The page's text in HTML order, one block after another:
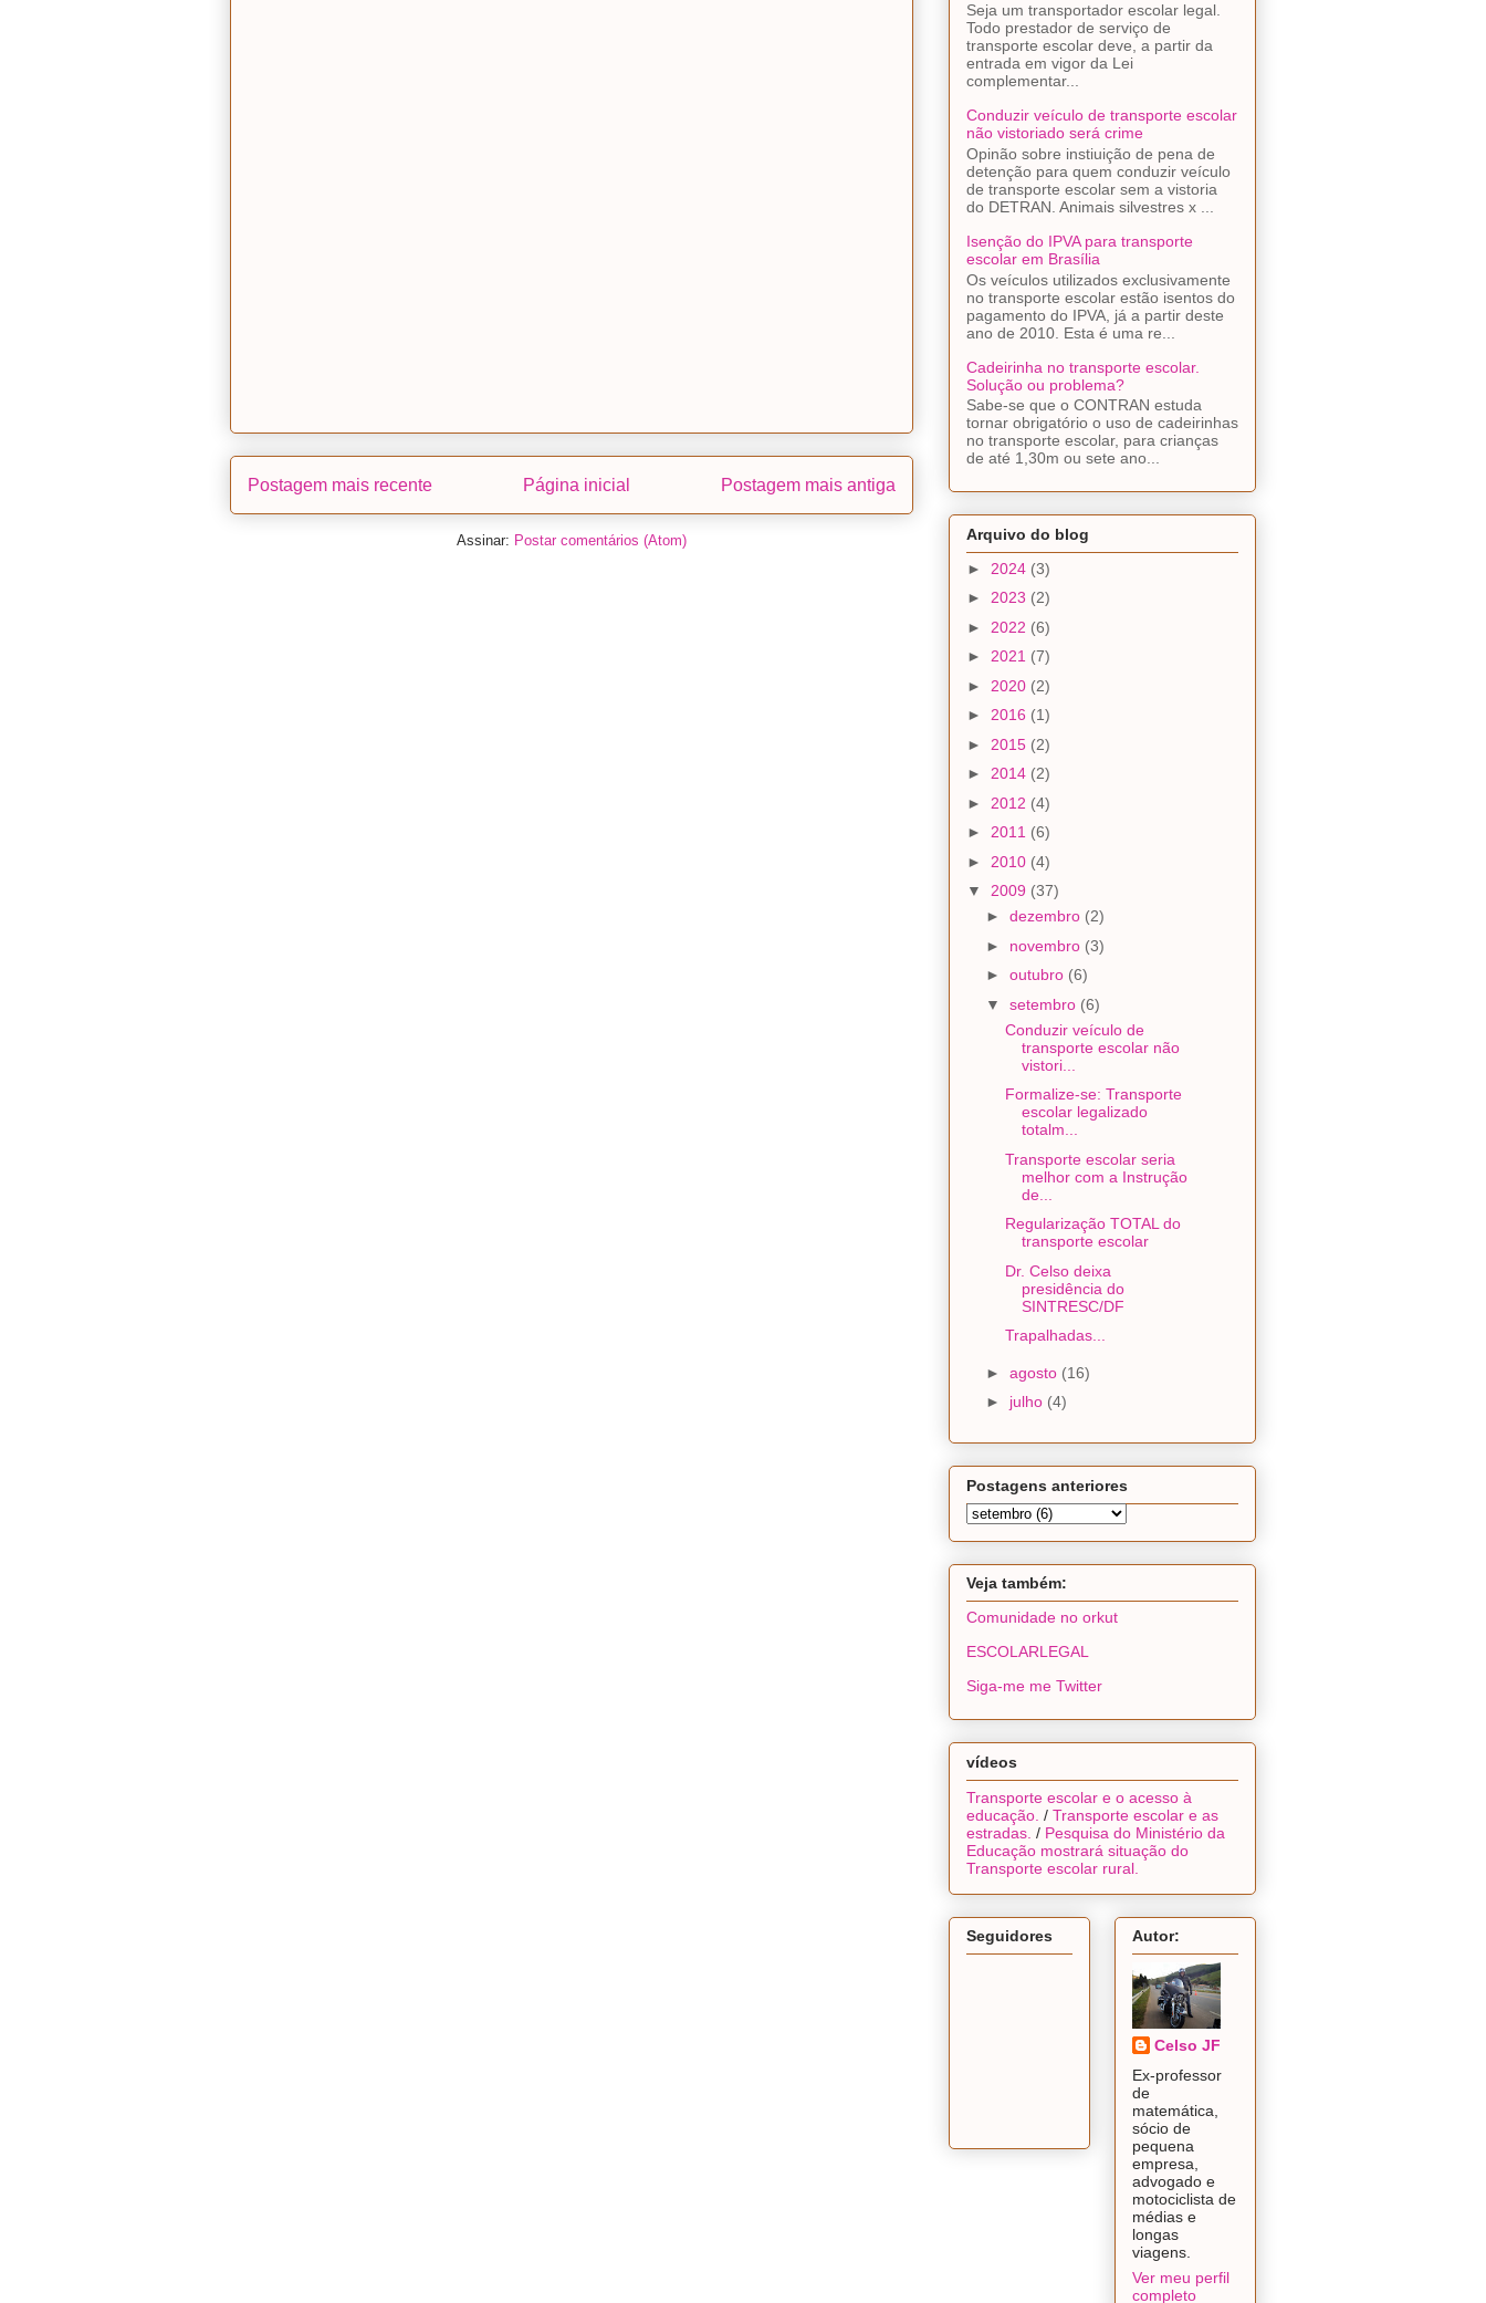
Postagem mais recente Postagem mais antiga
Página inicial
Assinar: Postar comentários (Atom)
Seja um transportador escolar legal.
Todo prestador de serviço de
transporte escolar deve, a partir da
entrada em vigor da Lei
complementar...
Conduzir veículo de transporte escolar
não vistoriado será crime
Opinão sobre instiuição de pena de
detenção para quem conduzir veículo
de transporte escolar sem a vistoria
do DETRAN. Animais silvestres x ...
Isenção do IPVA para transporte
escolar em Brasília
Os veículos utilizados exclusivamente
no transporte escolar estão isentos do
pagamento do IPVA, já a partir deste
ano de 2010. Esta é uma re...
Cadeirinha no transporte escolar.
Solução ou problema?
Sabe-se que o CONTRAN estuda
tornar obrigatório o uso de cadeirinhas
no transporte escolar, para crianças
de até 1,30m ou sete ano...
Arquivo do blog
► 2024 (3)
► 2023 (2)
► 2022 (6)
► 2021 (7)
► 2020 (2)
► 2016 (1)
► 2015 (2)
► 2014 (2)
► 2012 (4)
► 2011 (6)
► 2010 (4)
▼ 2009 (37)
► dezembro (2)
► novembro (3)
► outubro (6)
▼ setembro (6)
Conduzir veículo de
transporte escolar não
vistori...
Formalize-se: Transporte
escolar legalizado
totalm...
Transporte escolar seria
melhor com a Instrução
de...
Regularização TOTAL do
transporte escolar
Dr. Celso deixa
presidência do
SINTRESC/DF
Trapalhadas...
► agosto (16)
► julho (4)
Postagens anteriores
Veja também:
Comunidade no orkut
ESCOLARLEGAL
Siga-me me Twitter
vídeos
Transporte escolar e o acesso à
educação. / Transporte escolar e as
estradas. / Pesquisa do Ministério da
Educação mostrará situação do
Transporte escolar rural.
Seguidores Autor:
Celso JF
Ex-professor
de
matemática,
sócio de
pequena
empresa,
advogado e
motociclista de
médias e
longas
viagens.
Ver meu perfil
completo